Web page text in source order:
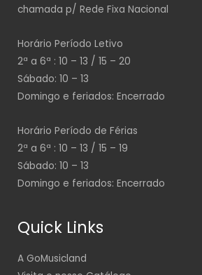
chamada p/ Rede Fixa Nacional
Horário Período Letivo
2ª a 6ª : 10 – 13 / 15 – 20
Sábado: 10 – 13
Domingo e feriados: Encerrado
Horário Período de Férias
2ª a 6ª : 10 – 13 / 15 – 19
Sábado: 10 – 13
Domingo e feriados: Encerrado
Quick Links
A GoMusicland